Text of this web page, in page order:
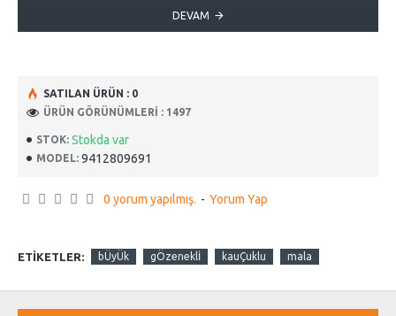
DEVAM
STOK: Stokda var
MODEL: 9412809691
SATILAN ÜRÜN : 0
ÜRÜN GÖRÜNÜMLERI : 1497
0 yorum yapılmış. - Yorum Yap
ETIKETLER: bÜyÜk gÖzeneklİ kauÇuklu mala